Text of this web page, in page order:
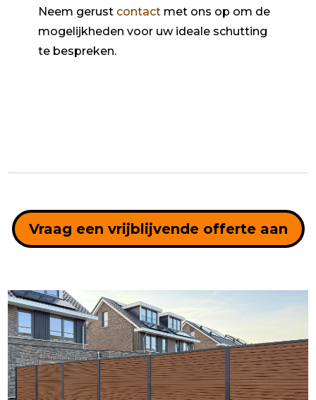
Neem gerust contactmet ons op om de
mogelijkheden voor uw ideale schutting
te bespreken.
Vraag een vrijblijvende offerte aan